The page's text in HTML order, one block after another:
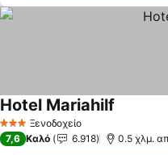
3 ΑστέριαΞενοδοχείο
Hotel Mariahilf
7,6 Καλό 6.918 0.5 χλμ.